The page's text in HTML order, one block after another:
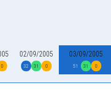
0
02/09/2005
32 31 0
03/09/2005
51 31 0